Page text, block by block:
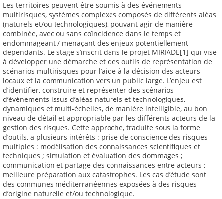
Les territoires peuvent être soumis à des événements
multirisques, systèmes complexes composés de différents aléas
(naturels et/ou technologiques), pouvant agir de manière
combinée, avec ou sans coïncidence dans le temps et
endommageant / menaçant des enjeux potentiellement
dépendants. Le stage s’inscrit dans le projet MIRIADE[1] qui vise
à développer une démarche et des outils de représentation de
scénarios multirisques pour l’aide à la décision des acteurs
locaux et la communication vers un public large. L’enjeu est
d’identifier, construire et représenter des scénarios
d’événements issus d’aléas naturels et technologiques,
dynamiques et multi-échelles, de manière intelligible, au bon
niveau de détail et appropriable par les différents acteurs de la
gestion des risques. Cette approche, traduite sous la forme
d’outils, a plusieurs intérêts : prise de conscience des risques
multiples ; modélisation des connaissances scientifiques et
techniques ; simulation et évaluation des dommages ;
communication et partage des connaissances entre acteurs ;
meilleure préparation aux catastrophes. Les cas d’étude sont
des communes méditerranéennes exposées à des risques
d’origine naturelle et/ou technologique.